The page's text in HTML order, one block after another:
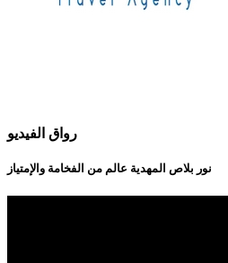
رواق الفيديو
نور بلاص المهدية عالم من الفخامة والإمتياز